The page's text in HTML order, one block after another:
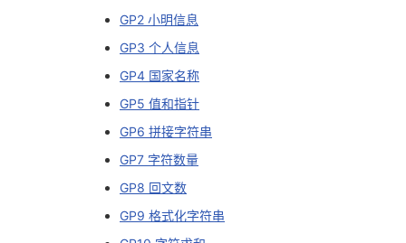
GP2 小明信息
GP3 个人信息
GP4 国家名称
GP5 值和指针
GP6 拼接字符串
GP7 字符数量
GP8 回文数
GP9 格式化字符串